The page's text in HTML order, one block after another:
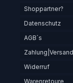
Shoppartner?
Datenschutz
AGB´s
Zahlung|Versand
Widerruf
Warenretoure